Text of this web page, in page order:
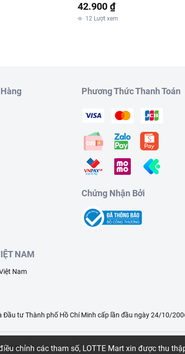
42.900 ₫
12 Lượt xem
Phương Thức Thanh Toán
Chứng Nhận Bởi
NAM
Nam
tư Thành phố Hồ Chí Minh cấp lần đầu ngày 24/10/
Việt Nam
chỉnh các tham số, LOTTE Mart xin được thu